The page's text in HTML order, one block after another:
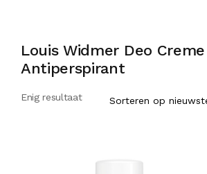
Louis Widmer Deo Creme
Antiperspirant
Enig resultaat